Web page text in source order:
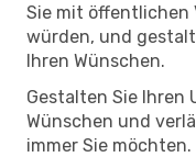
Sie mit öffentlichen
würden, und
Ihren Wünschen.
Gestalten Sie Ihren
Wünschen und
immer Sie möchten.